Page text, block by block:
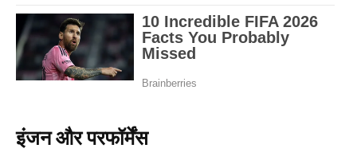
इंजन और परफॉर्मेंस